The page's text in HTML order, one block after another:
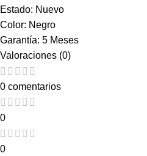
Estado: Nuevo
Color: Negro
Garantía: 5 Meses
Valoraciones (0)
0 comentarios
0
0